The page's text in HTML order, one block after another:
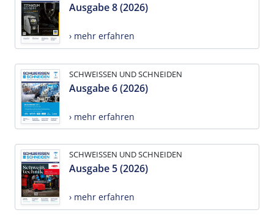
Ausgabe 8 (2026)
› mehr erfahren
SCHWEISSEN UND SCHNEIDEN
Ausgabe 6 (2026)
› mehr erfahren
SCHWEISSEN UND SCHNEIDEN
Ausgabe 5 (2026)
› mehr erfahren